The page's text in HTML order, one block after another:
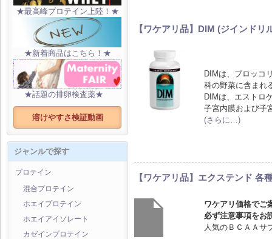
★最高峰プロテイン上陸！★
★新着商品はこちら！★
★話題の排卵検査薬★
溶けやすさ検証動画
ジャンルで探す
プロテイン
混合プロテイン
ホエイプロテイン
ホエイアイソレート
カゼインプロテイン
【ワケアリ品】DIM (ジインドリ
DIMは、ブロッコ
科の野菜に含まれ
DIMは、エストロ
子宮内膜および子
(さらに…)
【ワケアリ品】エクステンド 各
ワケアリ価格でご
必ず注意事項をお
人気のＢＣＡＡサ